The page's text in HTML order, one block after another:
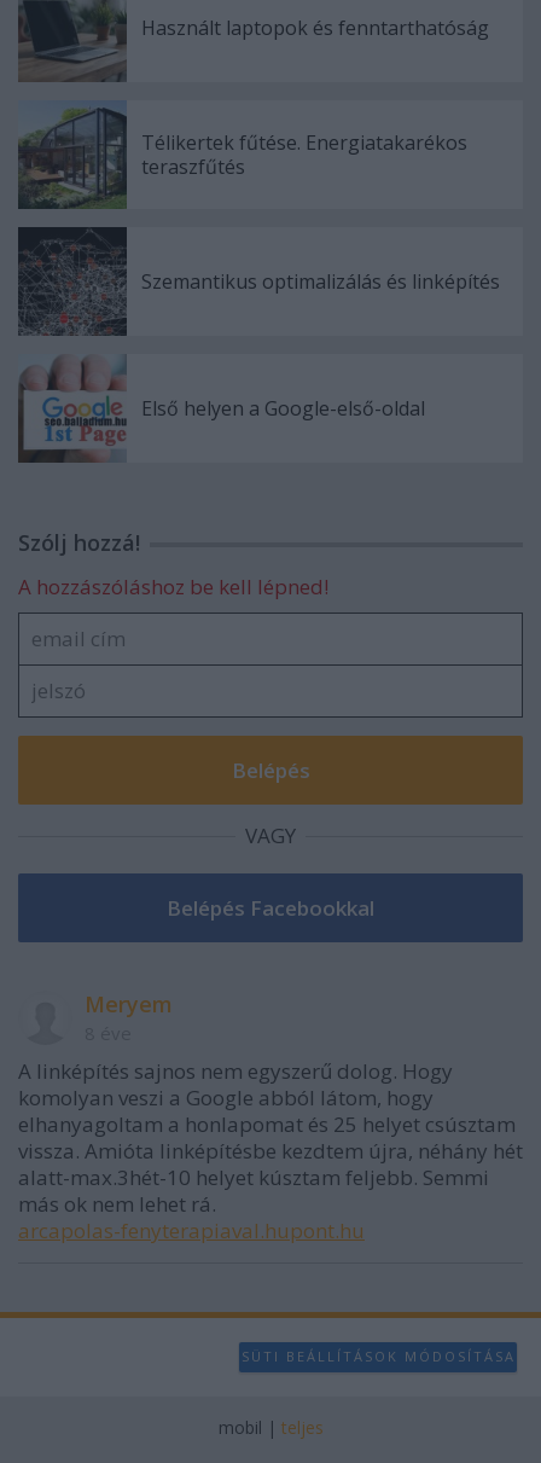
Használt laptopok és fenntarthatóság
Télikertek fűtése. Energiatakarékos
teraszfűtés
Szemantikus optimalizálás és linképítés
Első helyen a Google-első-oldal
Szólj hozzá!
A hozzászóláshoz be kell lépned!
VAGY
Meryem
A linképítés sajnos nem egyszerű dolog. Hogy
komolyan veszi a Google abból látom, hogy
elhanyagoltam a honlapomat és 25 helyet csúsztam
vissza. Amióta linképítésbe kezdtem újra, néhány hét
alatt-max.3hét-10 helyet kúsztam feljebb. Semmi
más ok nem lehet rá.
arcapolas-fenyterapiaval.hupont.hu
SÜTI BEÁLLÍTÁSOK MÓDOSÍTÁSA
mobil | teljes